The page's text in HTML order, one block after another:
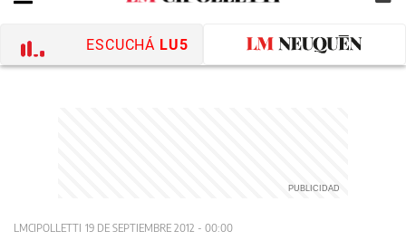
ESCUCHÁ LU5
LMCIPOLLETTI 19 DE SEPTIEMBRE 2012 - 00:00